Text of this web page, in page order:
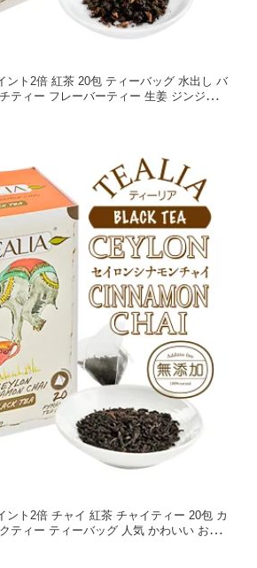
ント2倍 紅茶 20包 ティーバッグ 水出し バ
ティー フレーバーティー 生姜 ジンジャー
ット ギフト プレゼント 冷え性 健康 誕生
門店 おしゃれ 高品質 セイロンティー クー
ント2倍 チャイ 紅茶 チャイティー 20包 カ
ティー ティーバッグ 人気 かわいい おし
シナモン セイロンシナモン ダイエット
品 セイロンティー カフェ レストラン